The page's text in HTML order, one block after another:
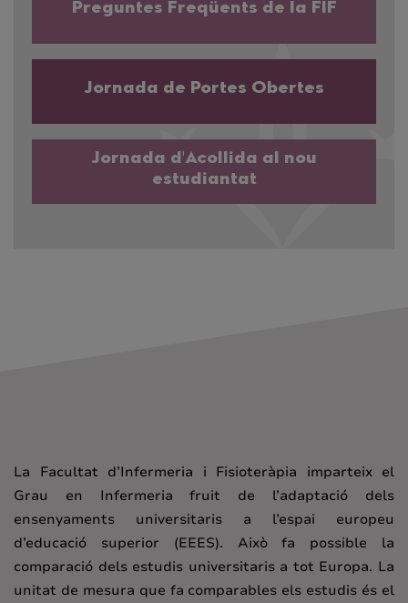
Preguntes Freqüents de la FIF
Jornada de Portes Obertes
Jornada d'Acollida al nou
estudiantat
La Facultat d’Infermeria i Fisioteràpia imparteix el
Grau en Infermeria fruit de l’adaptació dels
ensenyaments universitaris a l’espai europeu
d’educació superior (EEES). Això fa possible la
comparació dels estudis universitaris a tot Europa. La
unitat de mesura que fa comparables els estudis és el